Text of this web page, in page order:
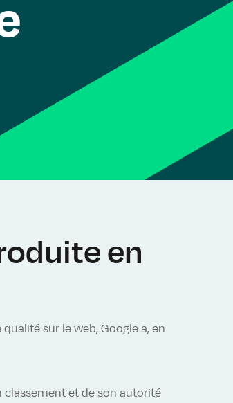
en
sur le web, Google a, en
classement et de son autorité